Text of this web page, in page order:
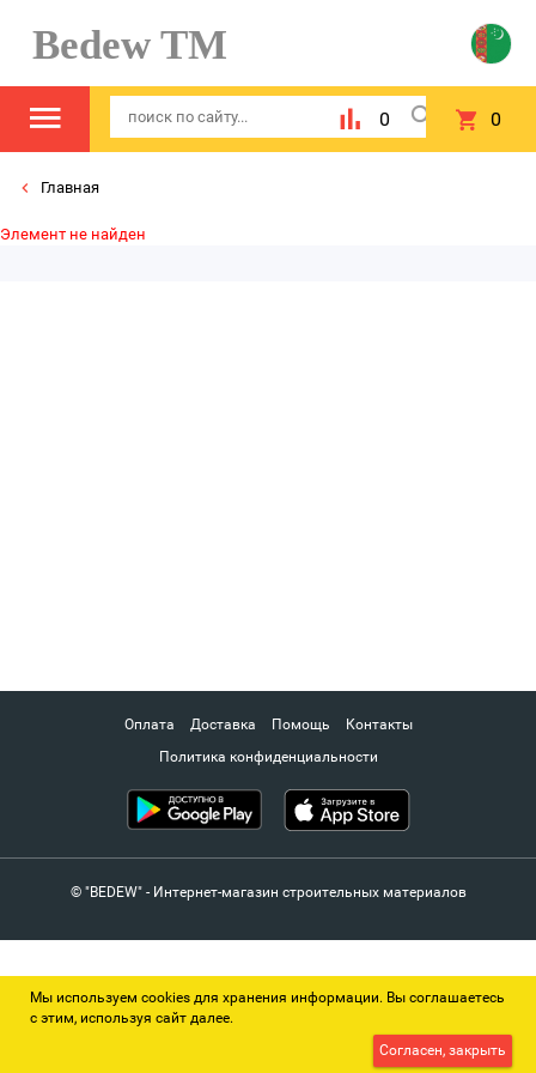
Bedew TM
0 0
Главная
Элемент не найден
Оплата Доставка Помощь
Контакты
Политика конфиденциальности
© "BEDEW" - Интернет-магазин строительных материалов
Мы используем cookies для хранения информации. Вы соглашаетесь
с этим, используя сайт далее.
Согласен, закрыть